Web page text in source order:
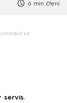
6 min čtení
servis.